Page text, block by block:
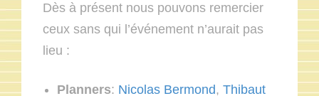
Dès à présent nous pouvons remercier
ceux sans qui l’événement n’aurait pas
lieu :
Planners: Nicolas Bermond, Thibaut